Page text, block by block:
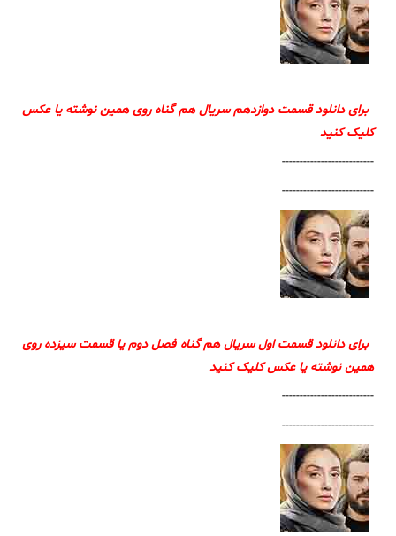
برای دانلود قسمت دوازدهم سریال هم گناه روی همین نوشته یا عکس
کلیک کنید
--------------------------
--------------------------
برای دانلود قسمت اول سریال هم گناه فصل دوم یا قسمت سیزده روی
همین نوشته یا عکس کلیک کنید
--------------------------
--------------------------